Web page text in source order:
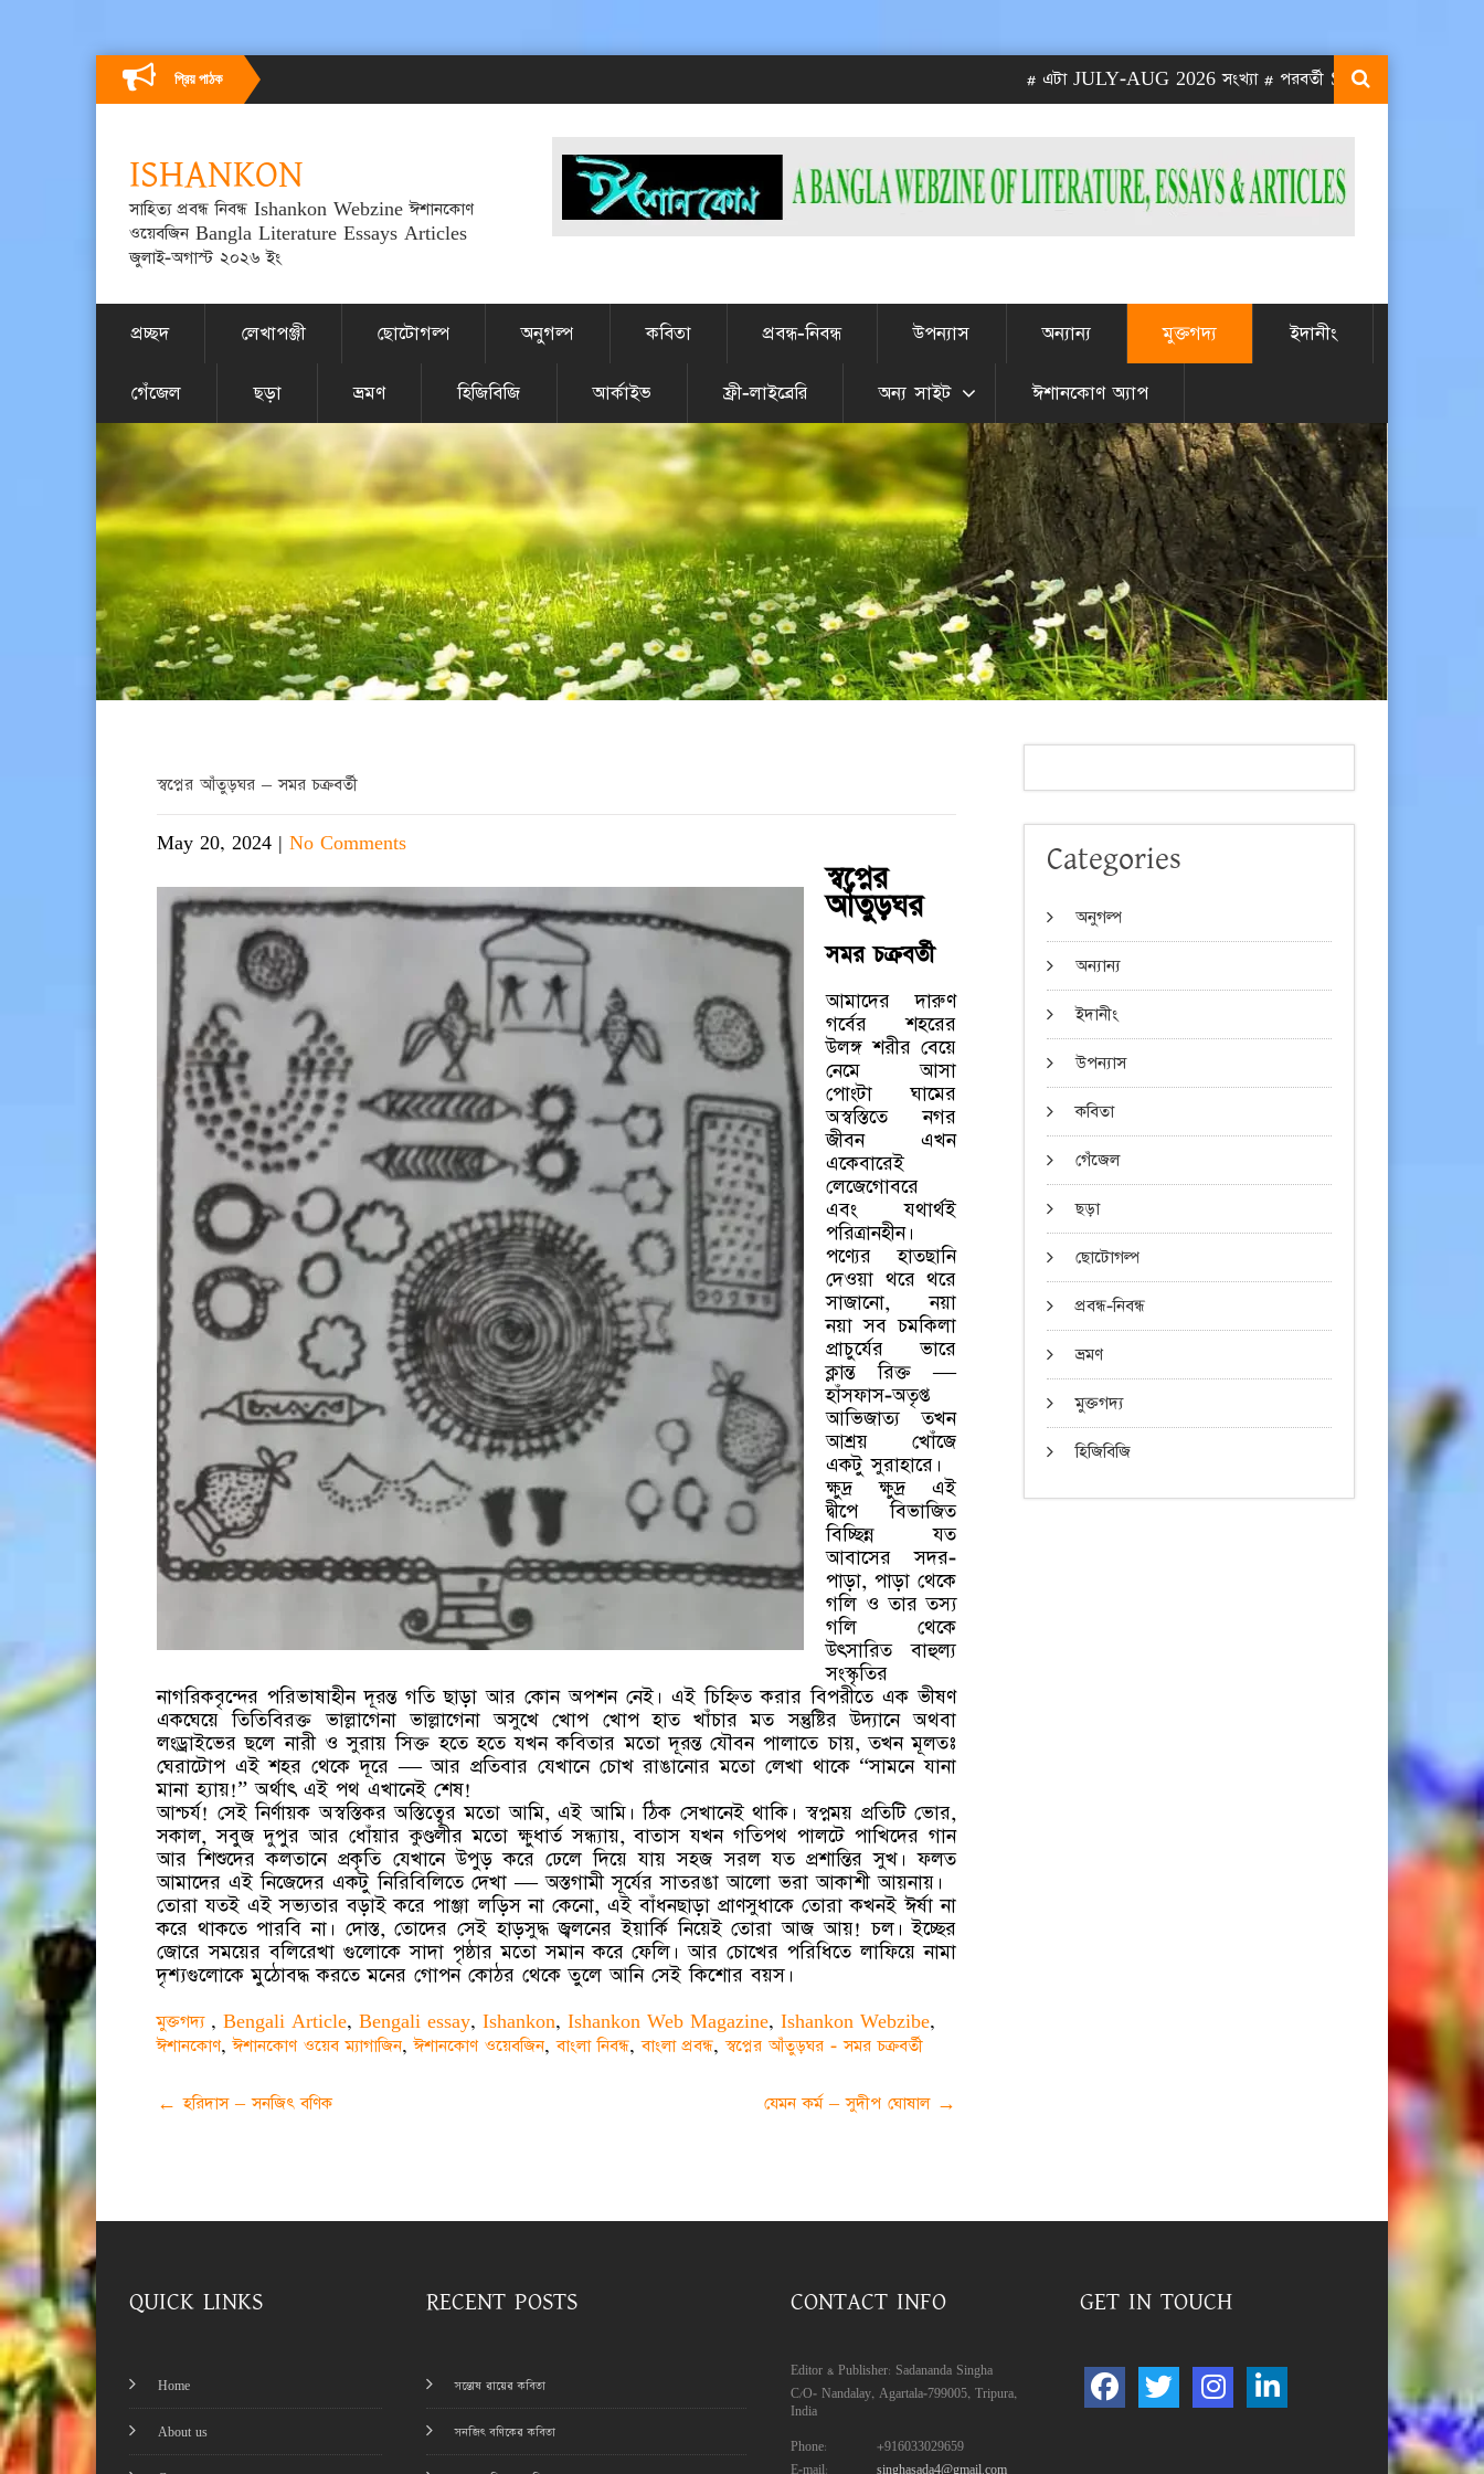
প্রিয় পাঠক # এটা JULY-AUG 2026 সংখ্যা # পরবর্তী SEPT-OCT 2026 সংখ্যা
ISHANKON
সাহিত্য প্রবন্ধ নিবন্ধ Ishankon Webzine ঈশানকোণ
ওয়েবজিন Bangla Literature Essays Articles
জুলাই-অগাস্ট ২০২৬ ইং
প্রচ্ছদ লেখাপঞ্জী ছোটোগল্প অনুগল্প কবিতা প্রবন্ধ-নিবন্ধ উপন্যাস অন্যান্য মুক্তগদ্য ইদানীং
গেঁজেল ছড়া ভ্রমণ হিজিবিজি আর্কাইভ ফ্রী-লাইব্রেরি অন্য সাইট ঈশানকোণ অ্যাপ
স্বপ্নের আঁতুড়ঘর – সমর চক্রবর্তী
May 20, 2024 | No Comments
স্বপ্নের
আঁতুড়ঘর
সমর চক্রবর্তী
আমাদের দারুণ
গর্বের শহরের
উলঙ্গ শরীর বেয়ে
নেমে আসা
পোংটা ঘামের
অস্বস্তিতে নগর
জীবন এখন
একেবারেই
লেজেগোবরে
এবং যথার্থই
পরিত্রানহীন।
পণ্যের হাতছানি
দেওয়া থরে থরে
সাজানো, নয়া
নয়া সব চমকিলা
প্রাচুর্যের ভারে
ক্লান্ত রিক্ত —
হাঁসফাস-অতৃপ্ত
আভিজাত্য তখন
আশ্রয় খোঁজে
একটু সুরাহারে।
ক্ষুদ্র ক্ষুদ্র এই
দ্বীপে বিভাজিত
বিচ্ছিন্ন যত
আবাসের সদর-
পাড়া, পাড়া থেকে
গলি ও তার তস্য
গলি থেকে
উৎসারিত বাহুল্য
সংস্কৃতির
নাগরিকবৃন্দের পরিভাষাহীন দূরন্ত গতি ছাড়া আর কোন অপশন নেই। এই চিহ্নিত করার বিপরীতে এক ভীষণ
একঘেয়ে তিতিবিরক্ত ভাল্লাগেনা ভাল্লাগেনা অসুখে খোপ খোপ হাত খাঁচার মত সন্তুষ্টির উদ্যানে অথবা
লংড্রাইভের ছলে নারী ও সুরায় সিক্ত হতে হতে যখন কবিতার মতো দূরন্ত যৌবন পালাতে চায়, তখন মূলতঃ
ঘেরাটোপ এই শহর থেকে দূরে — আর প্রতিবার যেখানে চোখ রাঙানোর মতো লেখা থাকে “সামনে যানা
মানা হ্যায়!” অর্থাৎ এই পথ এখানেই শেষ!
আশ্চর্য! সেই নির্ণায়ক অস্বস্তিকর অস্তিত্বের মতো আমি, এই আমি। ঠিক সেখানেই থাকি। স্বপ্নময় প্রতিটি ভোর,
সকাল, সবুজ দুপুর আর ধোঁয়ার কুণ্ডলীর মতো ক্ষুধার্ত সন্ধ্যায়, বাতাস যখন গতিপথ পালটে পাখিদের গান
আর শিশুদের কলতানে প্রকৃতি যেখানে উপুড় করে ঢেলে দিয়ে যায় সহজ সরল যত প্রশান্তির সুখ। ফলত
আমাদের এই নিজেদের একটু নিরিবিলিতে দেখা — অস্তগামী সূর্যের সাতরঙা আলো ভরা আকাশী আয়নায়।
তোরা যতই এই সভ্যতার বড়াই করে পাঞ্জা লড়িস না কেনো, এই বাঁধনছাড়া প্রাণসুধাকে তোরা কখনই ঈর্ষা না
করে থাকতে পারবি না। দোস্ত, তোদের সেই হাড়সুদ্ধ জ্বলনের ইয়ার্কি নিয়েই তোরা আজ আয়! চল। ইচ্ছের
জোরে সময়ের বলিরেখা গুলোকে সাদা পৃষ্ঠার মতো সমান করে ফেলি। আর চোখের পরিধিতে লাফিয়ে নামা
দৃশ্যগুলোকে মুঠোবদ্ধ করতে মনের গোপন কোঠর থেকে তুলে আনি সেই কিশোর বয়স।
মুক্তগদ্য , Bengali Article, Bengali essay, Ishankon, Ishankon Web Magazine, Ishankon Webzibe,
ঈশানকোণ,ঈশানকোণ ওয়েব ম্যাগাজিন,ঈশানকোণ ওয়েবজিন,বাংলা নিবন্ধ,বাংলা প্রবন্ধ,স্বপ্নের আঁতুড়ঘর - সমর চক্রবর্তী
Post
← হরিদাস – সনজিৎ বণিক যেমন কর্ম – সুদীপ ঘোষাল →
Categories
অনুগল্প
অন্যান্য
ইদানীং
উপন্যাস
কবিতা
গেঁজেল
ছড়া
ছোটোগল্প
প্রবন্ধ-নিবন্ধ
ভ্রমণ
মুক্তগদ্য
হিজিবিজি
QUICK LINKS
Home
About us
RECENT POSTS
সন্তোষ রায়ের কবিতা
সনজিৎ বণিকের কবিতা
CONTACT INFO
Editor & Publisher: Sadananda Singha
C/O- Nandalay, Agartala-799005, Tripura,
India
Phone:
+916033029659
E-mail:
singhasada4@gmail.com
GET IN TOUCH